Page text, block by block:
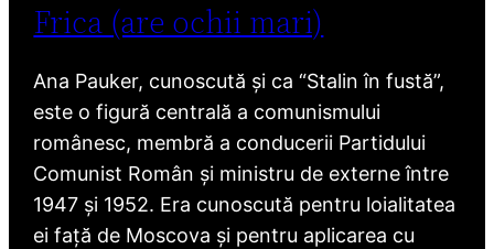
Frica (are ochii mari)
Ana Pauker, cunoscută și ca “Stalin în fustă”,
este o figură centrală a comunismului
românesc, membră a conducerii Partidului
Comunist Român și ministru de externe între
1947 și 1952. Era cunoscută pentru loialitatea
ei față de Moscova și pentru aplicarea cu